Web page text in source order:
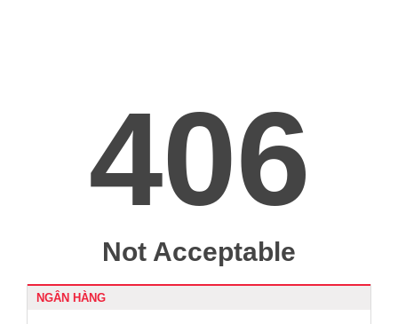
NGÂN HÀNG